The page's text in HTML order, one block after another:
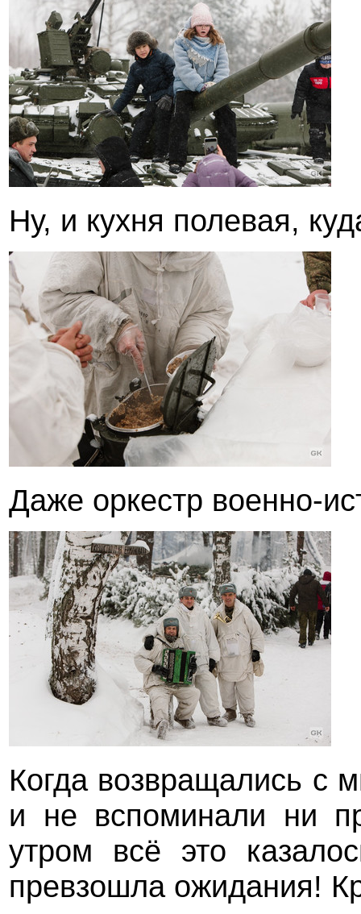
Ну, и кухня полевая,
Даже оркестр военно-
Когда возвращались с
и не вспоминали ни
утром всё это
превзошла ожидания!